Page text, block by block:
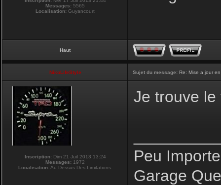
Messages: 5565
Localisation: Guyancourt
Haut
NikoLifeStyle Sujet du message: Re: Mise a jour
Inscription:Dim 21 Juil 2013 13:24
Messages: 1972
Localisation:Au Dessus Des Limitations.
Je trouve
Peu
Garage